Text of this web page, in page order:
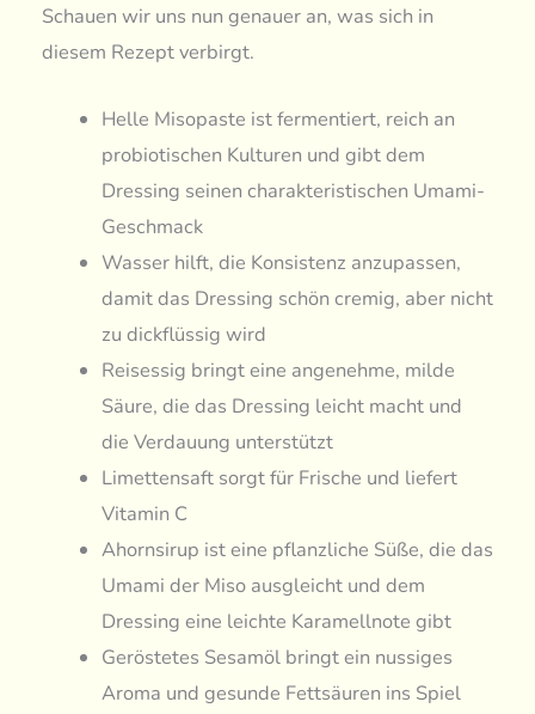
Schauen wir uns nun genauer an, was sich in
diesem Rezept verbirgt.
Helle Misopaste ist fermentiert, reich an
probiotischen Kulturen und gibt dem
Dressing seinen charakteristischen Umami-
Geschmack
Wasser hilft, die Konsistenz anzupassen,
damit das Dressing schön cremig, aber nicht
zu dickflüssig wird
Reisessig bringt eine angenehme, milde
Säure, die das Dressing leicht macht und
die Verdauung unterstützt
Limettensaft sorgt für Frische und liefert
Vitamin C
Ahornsirup ist eine pflanzliche Süße, die das
Umami der Miso ausgleicht und dem
Dressing eine leichte Karamellnote gibt
Geröstetes Sesamöl bringt ein nussiges
Aroma und gesunde Fettsäuren ins Spiel